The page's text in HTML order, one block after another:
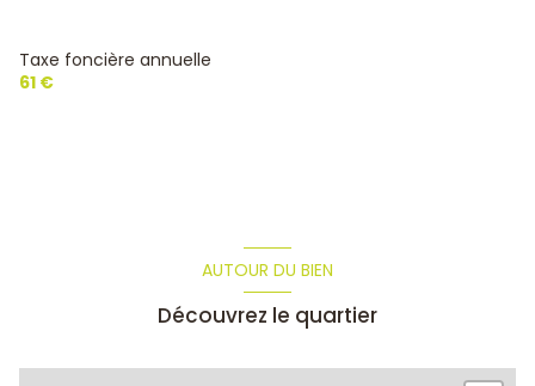
Taxe foncière annuelle
61 €
AUTOUR DU BIEN
Découvrez le quartier